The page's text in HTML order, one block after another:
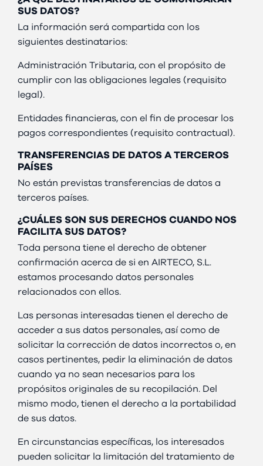
SUS DATOS?
La información será compartida con los
siguientes destinatarios:
Administración Tributaria, con el propósito de
cumplir con las obligaciones legales (requisito
legal).
Entidades financieras, con el fin de procesar los
pagos correspondientes (requisito contractual).
TRANSFERENCIAS DE DATOS A TERCEROS
PAÍSES
No están previstas transferencias de datos a
terceros países.
¿CUÁLES SON SUS DERECHOS CUANDO NOS
FACILITA SUS DATOS?
Toda persona tiene el derecho de obtener
confirmación acerca de si en AIRTECO, S.L.
estamos procesando datos personales
relacionados con ellos.
Las personas interesadas tienen el derecho de
acceder a sus datos personales, así como de
solicitar la corrección de datos incorrectos o, en
casos pertinentes, pedir la eliminación de datos
cuando ya no sean necesarios para los
propósitos originales de su recopilación. Del
mismo modo, tienen el derecho a la portabilidad
de sus datos.
En circunstancias específicas, los interesados
pueden solicitar la limitación del tratamiento de